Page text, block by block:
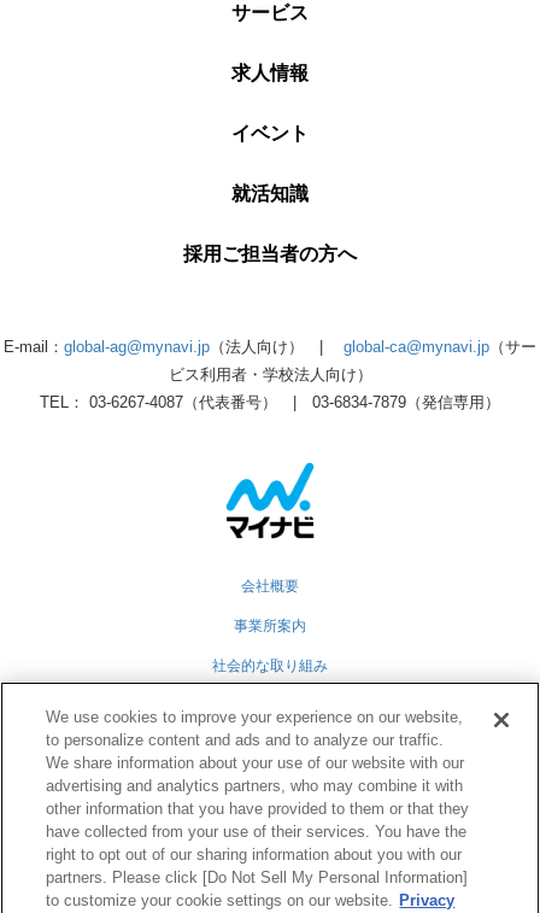
サービス
求人情報
イベント
就活知識
採用ご担当者の方へ
E-mail： global-ag@mynavi.jp （法人向け） | global-ca@mynavi.jp （サー
ビス利用者・学校法人向け）
TEL： 03-6267-4087（代表番号） | 03-6834-7879（発信専用）
会社概要
事業所案内
社会的な取り組み
グループ会社
個人情報保護方針
業務運営規定
TwitterFacebook
RSS
We use cookies to improve your experience on our website,
to personalize content and ads and to analyze our traffic.
We share information about your use of our website with our
advertising and analytics partners, who may combine it with
other information that you have provided to them or that they
have collected from your use of their services. You have the
right to opt out of our sharing information about you with our
partners. Please click [Do Not Sell My Personal Information]
to customize your cookie settings on our website. Privacy